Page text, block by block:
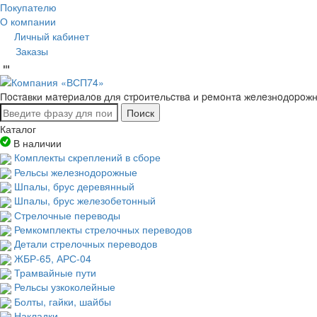
Покупателю
О компании
Личный кабинет
Заказы
Пocтaвки мaтepиaлoв для cтpoитeльcтвa и peмoнтa
Поиск
Каталог
В наличии
Комплекты скреплений в сборе
Рельсы железнодорожные
Шпалы, брус деревянный
Шпалы, брус железобетонный
Стрелочные переводы
Ремкомплекты стрелочных переводов
Детали стрелочных переводов
ЖБР-65, АРС-04
Трамвайные пути
Рельсы узкоколейные
Болты, гайки, шайбы